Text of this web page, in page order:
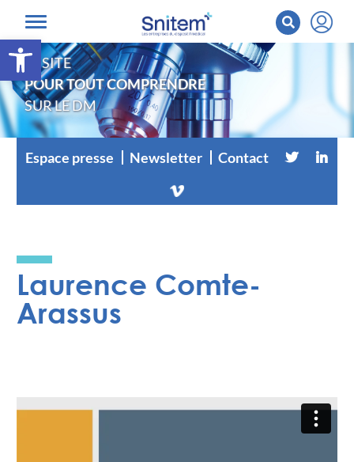
Ouvrir la barre d’outils
LE SITE
POUR TOUT COMPRENDRE
SUR LE DM
Espace presse Newsletter Contact
Laurence Comte-
Arassus